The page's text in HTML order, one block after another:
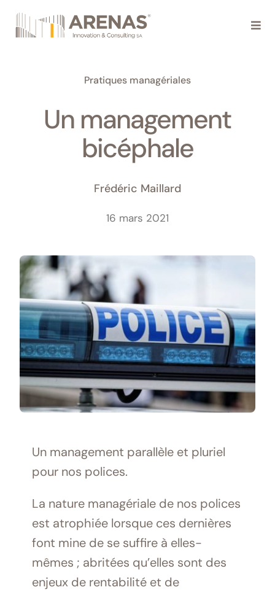
Passer
Réalisations
Pratiques managériales
Un management
bicéphale
Frédéric Maillard
16 mars 2021
Un management parallèle et pluriel
pour nos polices.
La nature managériale de nos polices
est atrophiée lorsque ces dernières
font mine de se suffire à elles-
mêmes ; abritées qu’elles sont des
enjeux de rentabilité et de